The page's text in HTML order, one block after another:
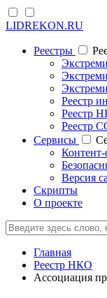
LIDREKON.RU
Реестры
Реестр
Реестр
Реестр
Cервисы
Версия
Скрипты
О проекте
Главная
Реестр НКО
Ассоциация